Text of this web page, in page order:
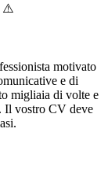
⚠️
motivato
e di
migliaia di volte e
Il vostro CV deve